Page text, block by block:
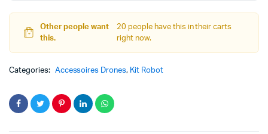
drone
quantity
Other people want
this.
20 people have this in their carts
right now.
Categories: Accessoires Drones, Kit Robot